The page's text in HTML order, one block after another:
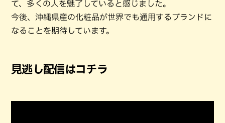
て、多くの人を魅了していると感じました。
今後、沖縄県産の化粧品が世界でも通用するブランドに
なることを期待しています。
見逃し配信はコチラ